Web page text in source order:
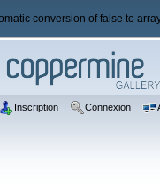
conversion of false to
Inscription Connexion